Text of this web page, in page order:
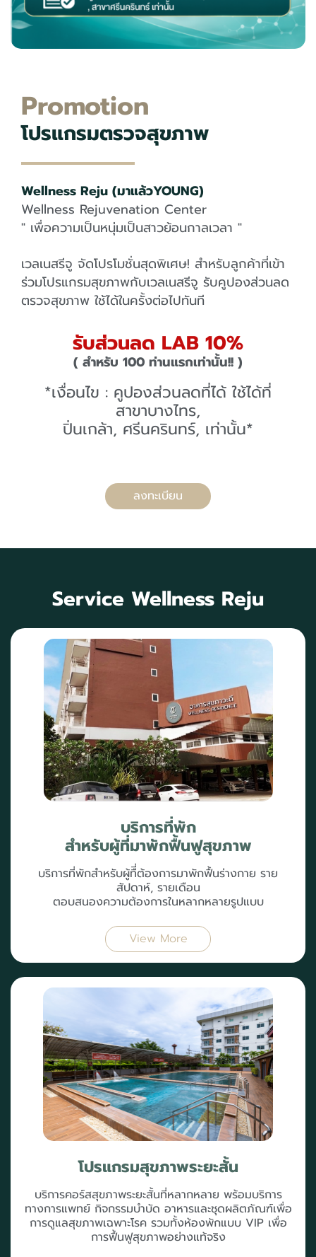
Promotion
โปรแกรมตรวจสุขภาพ
Wellness Reju (มาแล้วYOUNG)
Wellness Rejuvenation Center
" เพื่อความเป็นหนุ่มเป็นสาวย้อนกาลเวลา "
เวลเนสรีจู จัดโปรโมชั่นสุดพิเศษ! สำหรับลูกค้าที่เข้า
ร่วมโปรแกรมสุขภาพกับเวลเนสรีจู รับคูปองส่วนลด
ตรวจสุขภาพ ใช้ได้ในครั้งต่อไปทันที
รับส่วนลด LAB 10%
( สำหรับ 100 ท่านแรกเท่านั้น!! )
*เงื่อนไข : คูปองส่วนลดที่ได้ ใช้ได้ที่
สาขาบางไทร,
ปิ่นเกล้า, ศรีนครินทร์, เท่านั้น*
ลงทะเบียน
Service Wellness Reju
บริการที่พัก
สำหรับผู้ที่มาพักฟื้นฟูสุขภาพ
บริการที่พักสำหรับผู้ทืี่ต้องการมาพักฟื้นร่างกาย ราย
สัปดาห์, รายเดือน
ตอบสนองความต้องการในหลากหลายรูปแบบ
View More
โปรแกรมสุขภาพระยะสั้น
บริการคอร์สสุขภาพระยะสั้นที่หลากหลาย พร้อมบริการ
ทางการแพทย์ กิจกรรมบำบัด อาหารและชุดผลิตภัณฑ์เพื่อ
การดูแลสุขภาพเฉพาะโรค รวมทั้งห้องพักแบบ VIP เพื่อ
การฟื้นฟูสุขภาพอย่างแท้จริง